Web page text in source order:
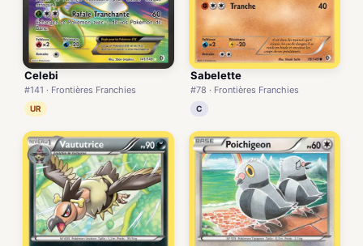
Celebi
#141 · Frontières Franchies
UR
Sabelette
#78 · Frontières Franchies
C